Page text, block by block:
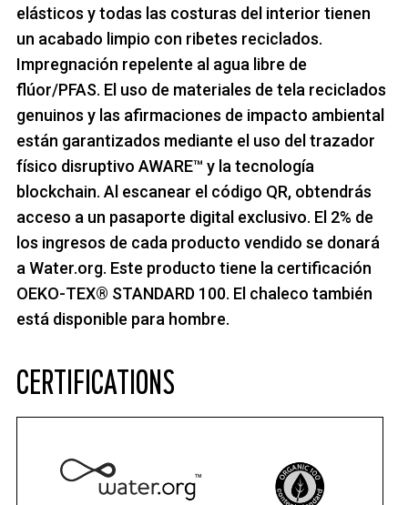
elásticos y todas las costuras del interior tienen
un acabado limpio con ribetes reciclados.
Impregnación repelente al agua libre de
flúor/PFAS. El uso de materiales de tela reciclados
genuinos y las afirmaciones de impacto ambiental
están garantizados mediante el uso del trazador
físico disruptivo AWARE™ y la tecnología
blockchain. Al escanear el código QR, obtendrás
acceso a un pasaporte digital exclusivo. El 2% de
los ingresos de cada producto vendido se donará
a Water.org. Este producto tiene la certificación
OEKO-TEX® STANDARD 100. El chaleco también
está disponible para hombre.
CERTIFICATIONS